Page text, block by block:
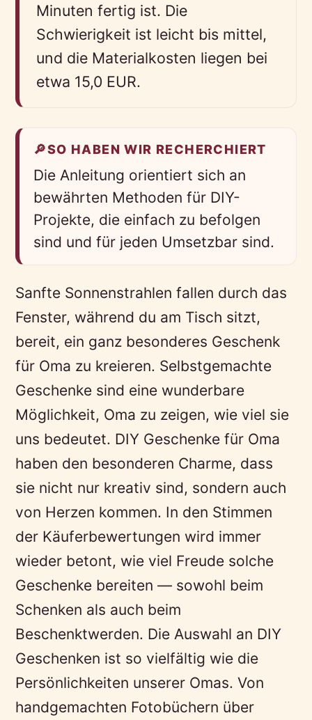
Minuten fertig ist. Die
Schwierigkeit ist leicht bis mittel,
und die Materialkosten liegen bei
etwa 15,0 EUR.
🔎SO HABEN WIR RECHERCHIERT
Die Anleitung orientiert sich an
bewährten Methoden für DIY-
Projekte, die einfach zu befolgen
sind und für jeden Umsetzbar sind.
Sanfte Sonnenstrahlen fallen durch das
Fenster, während du am Tisch sitzt,
bereit, ein ganz besonderes Geschenk
für Oma zu kreieren. Selbstgemachte
Geschenke sind eine wunderbare
Möglichkeit, Oma zu zeigen, wie viel sie
uns bedeutet. DIY Geschenke für Oma
haben den besonderen Charme, dass
sie nicht nur kreativ sind, sondern auch
von Herzen kommen. In den Stimmen
der Käuferbewertungen wird immer
wieder betont, wie viel Freude solche
Geschenke bereiten — sowohl beim
Schenken als auch beim
Beschenktwerden. Die Auswahl an DIY
Geschenken ist so vielfältig wie die
Persönlichkeiten unserer Omas. Von
handgemachten Fotobüchern über